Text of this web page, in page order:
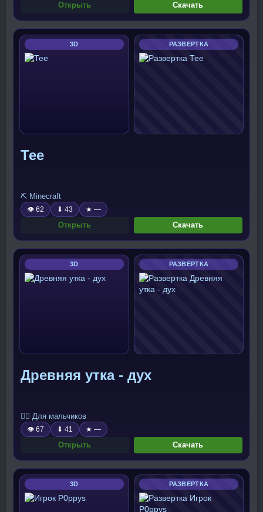
Открыть Скачать
3D РАЗВЕРТКА
Тее
⛏️ Minecraft
👁 62 ⬇ 43 ★ —
Открыть Скачать
3D РАЗВЕРТКА
Древняя утка - дух
🧍‍♂️ Для мальчиков
👁 67 ⬇ 41 ★ —
Открыть Скачать
3D РАЗВЕРТКА